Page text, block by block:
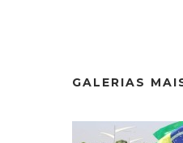
GALERIAS